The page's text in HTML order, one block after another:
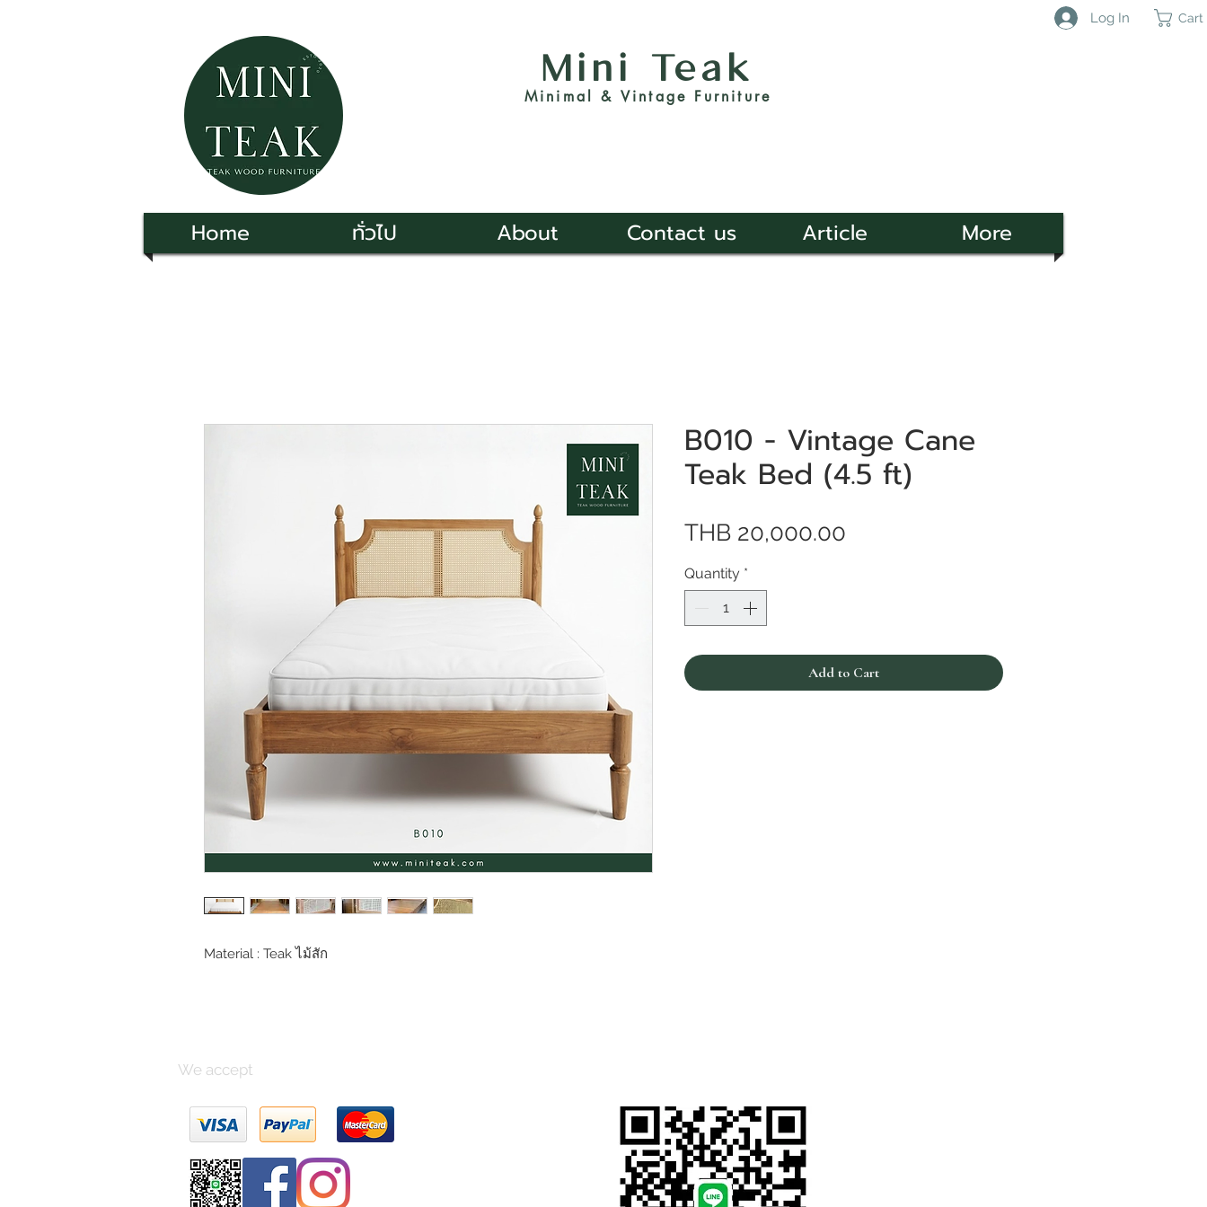
Log In Cart
Mini Teak
Minimal & Vintage Furniture
Home ทั่วไป About Contact us Article More
Material : Teak ไม้สัก
B010 - Vintage Cane
Teak Bed (4.5 ft)
THB 20,000.00
Quantity *
Add to Cart
We accept